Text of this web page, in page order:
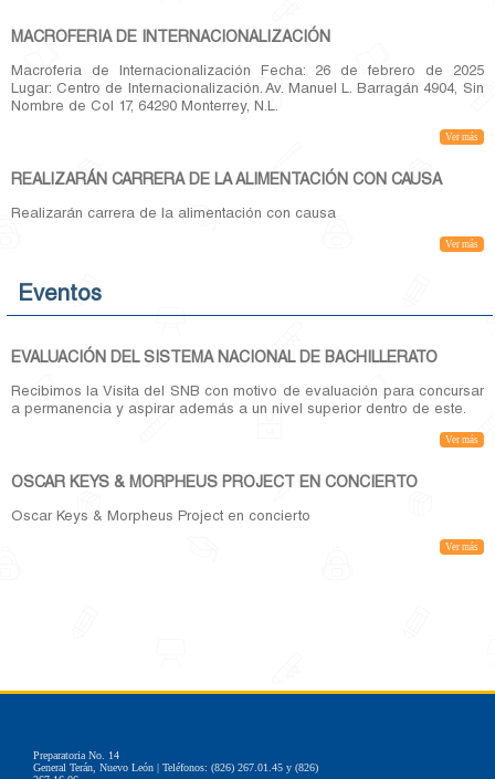
MACROFERIA DE INTERNACIONALIZACIÓN
Macroferia de Internacionalización Fecha: 26 de febrero de 2025
Lugar: Centro de Internacionalización. Av. Manuel L. Barragán 4904, Sin
Nombre de Col 17, 64290 Monterrey, N.L.
Ver más
REALIZARÁN CARRERA DE LA ALIMENTACIÓN CON CAUSA
Realizarán carrera de la alimentación con causa
Ver más
Eventos
EVALUACIÓN DEL SISTEMA NACIONAL DE BACHILLERATO
Recibimos la Visita del SNB con motivo de evaluación para concursar
a permanencia y aspirar además a un nivel superior dentro de este.
Ver más
OSCAR KEYS & MORPHEUS PROJECT EN CONCIERTO
Oscar Keys & Morpheus Project en concierto
Ver más
Preparatoria No. 14
General Terán, Nuevo León | Teléfonos: (826) 267.01.45 y (826)